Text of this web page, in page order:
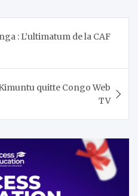
: L’ultimatum de la CAF
quitte Congo Web
TV